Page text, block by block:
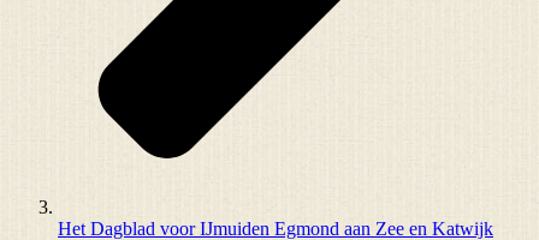
Het Dagblad voor IJmuiden Egmond aan Zee en Katwijk